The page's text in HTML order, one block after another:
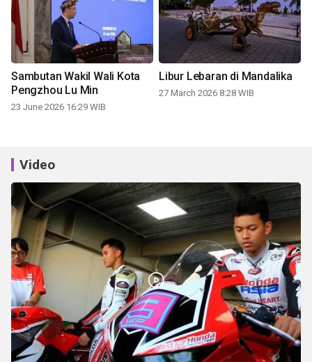
Sambutan Wakil Wali Kota
Pengzhou Lu Min
23 June 2026 16:29 WIB
Libur Lebaran di Mandalika
27 March 2026 8:28 WIB
Video